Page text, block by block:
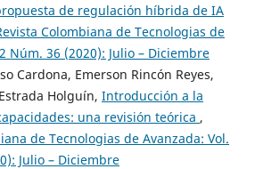
de regulación híbrida de IA
Colombiana de Tecnologias de
Núm. 36 (2020): Julio – Diciembre
Cardona, Emerson Rincón Reyes,
Holguín, Introducción a la
una revisión teórica ,
de Tecnologias de Avanzada: Vol.
Julio – Diciembre